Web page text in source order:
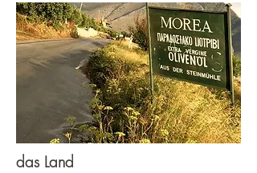
das Land